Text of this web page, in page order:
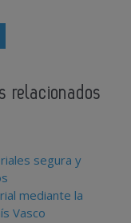
relacionados
segura y
mediante la
Vasco